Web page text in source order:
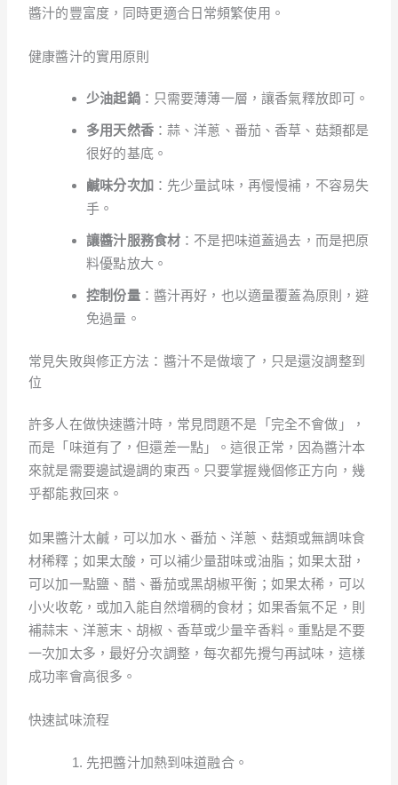
醬汁的豐富度，同時更適合日常頻繁使用。
健康醬汁的實用原則
少油起鍋：只需要薄薄一層，讓香氣釋放即可。
多用天然香：蒜、洋蔥、番茄、香草、菇類都是
很好的基底。
鹹味分次加 ：先少量試味，再慢慢補，不容易失
手。
讓醬汁服務食材 ：不是把味道蓋過去，而是把原
料優點放大。
控制份量：醬汁再好，也以適量覆蓋為原則，避
免過量。
常見失敗與修正方法：醬汁不是做壞了，只是還沒調整到
位
許多人在做快速醬汁時，常見問題不是「完全不會做」，
而是「味道有了，但還差一點」。這很正常，因為醬汁本
來就是需要邊試邊調的東西。只要掌握幾個修正方向，幾
乎都能救回來。
如果醬汁太鹹，可以加水、番茄、洋蔥、菇類或無調味食
材稀釋；如果太酸，可以補少量甜味或油脂；如果太甜，
可以加一點鹽、醋、番茄或黑胡椒平衡；如果太稀，可以
小火收乾，或加入能自然增稠的食材；如果香氣不足，則
補蒜末、洋蔥末、胡椒、香草或少量辛香料。重點是不要
一次加太多，最好分次調整，每次都先攪勻再試味，這樣
成功率會高很多。
快速試味流程
先把醬汁加熱到味道融合。